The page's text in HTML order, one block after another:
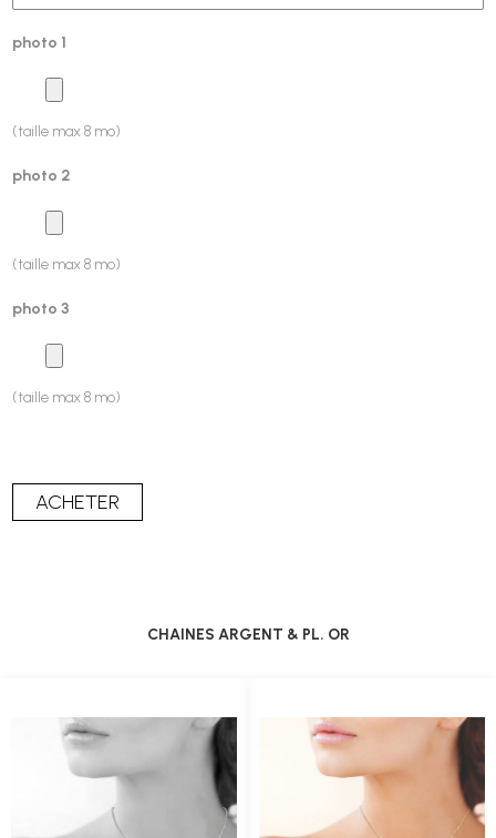
photo 1
(taille max 8 mo)
photo 2
(taille max 8 mo)
photo 3
(taille max 8 mo)
CHAINES ARGENT & PL. OR